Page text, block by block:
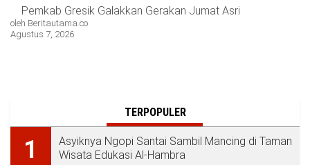
Pemkab Gresik Galakkan Gerakan Jumat Asri
oleh Beritautama.co
Agustus 7, 2026
TERPOPULER
1
Asyiknya Ngopi Santai Sambil Mancing di Taman
Wisata Edukasi Al-Hambra